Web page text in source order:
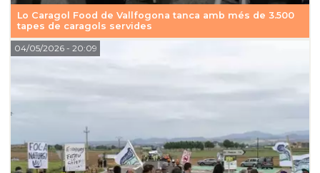
Lo Caragol Food de Vallfogona tanca amb més de 3.500
tapes de caragols servides
04/05/2026- 20:09